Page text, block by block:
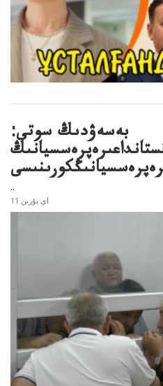
بەسەۋدىڭ سوتى:
..
11 اي بۇرىن